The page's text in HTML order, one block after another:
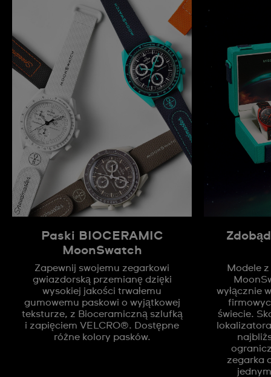
Paski BIOCERAMIC
MoonSwatch
Zapewnij swojemu zegarkowi
gwiazdorską przemianę dzięki
wysokiej jakości trwałemu
gumowemu paskowi o wyjątkowej
teksturze, z Bioceramiczną szlufką
i zapięciem VELCRO®. Dostępne
różne kolory pasków.
Modele
wyłącznie
świecie.
zegarka